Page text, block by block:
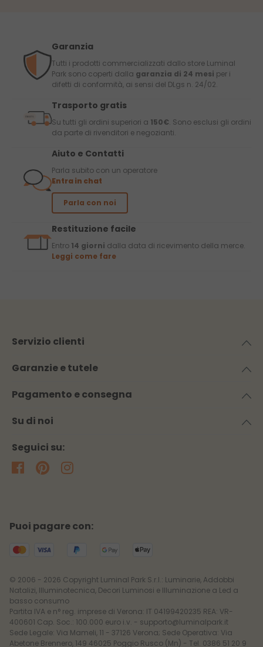
Garanzia
Tutti i prodotti commercializzati dallo store Luminal
Park sono coperti dalla garanzia di 24 mesi per i
difetti di conformità, ai sensi del DLgs n. 24/02.
Trasporto gratis
Su tutti gli ordini superiori a 150€. Sono esclusi gli ordini
da parte di rivenditori e negozianti.
Aiuto e Contatti
Parla subito con un operatore
Entra in chat
Parla con noi
Restituzione facile
Entro 14 giorni dalla data di ricevimento della merce.
Leggi come fare
Servizio clienti
Garanzie e tutele
Pagamento e consegna
Su di noi
Seguici su:
Puoi pagare con:
© 2006 - 2026 Copyright Luminal Park S.r.l.: Luminarie, Addobbi
Natalizi, Illuminotecnica, Decori Luminosi e Illuminazione a Led a
basso consumo
Partita IVA e n° reg. imprese di Verona: IT 04199420235 REA: VR-
400601 Cap. Soc.: 100.000 euro i.v. - supporto@luminalpark.it
Sede Legale: Via Mameli, 11 - 37126 Verona; Sede Operativa: Via
Abetone Brennero, 149 46025 Poggio Rusco (Mn) - Tel. 0386 51 20 9